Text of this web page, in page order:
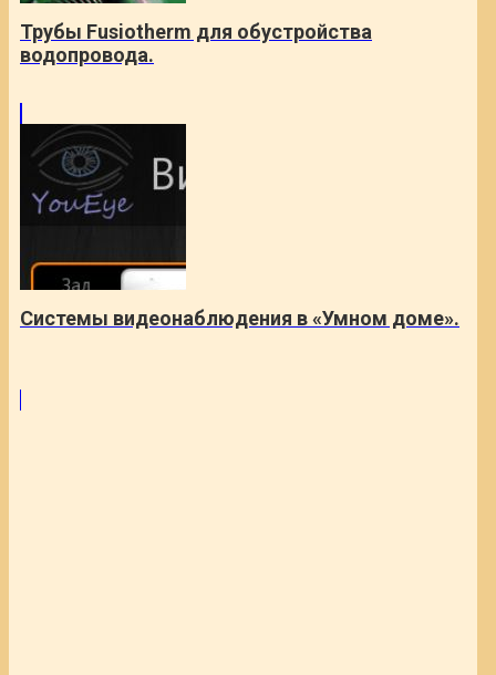
Трубы Fusiotherm для обустройства
водопровода.
Системы видеонаблюдения в «Умном доме».